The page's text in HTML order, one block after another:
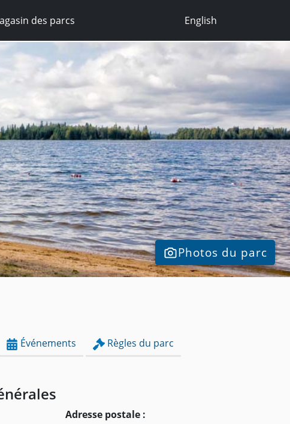
des parcs English
Photos du parc
Événements Règles du parc
Adresse postale :